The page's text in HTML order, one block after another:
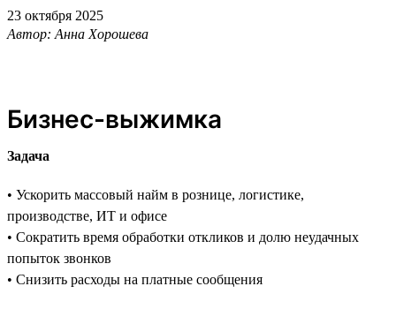
23 октября 2025
Автор: Анна Хорошева
Бизнес-выжимка
Задача
• Ускорить массовый найм в рознице, логистике,
производстве, ИТ и офисе
• Сократить время обработки откликов и долю неудачных
попыток звонков
• Снизить расходы на платные сообщения